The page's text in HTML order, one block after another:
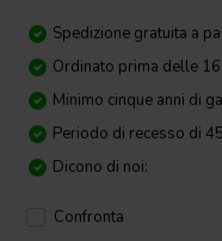
Spedizione gratuita a
Ordinato prima delle
Minimo cinque anni di
Periodo di recesso di
Dicono di noi:
Confronta